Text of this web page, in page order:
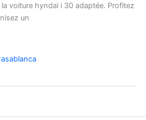
voiture hyndai i 30 adaptée. Profitez
un